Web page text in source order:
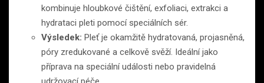
kombinuje hloubkové čištění, exfoliaci, extrakci a
hydrataci pleti pomocí speciálních sér.
Výsledek: Pleť je okamžitě hydratovaná, projasněná,
póry zredukované a celkově svěží. Ideální jako
příprava na speciální události nebo pravidelná